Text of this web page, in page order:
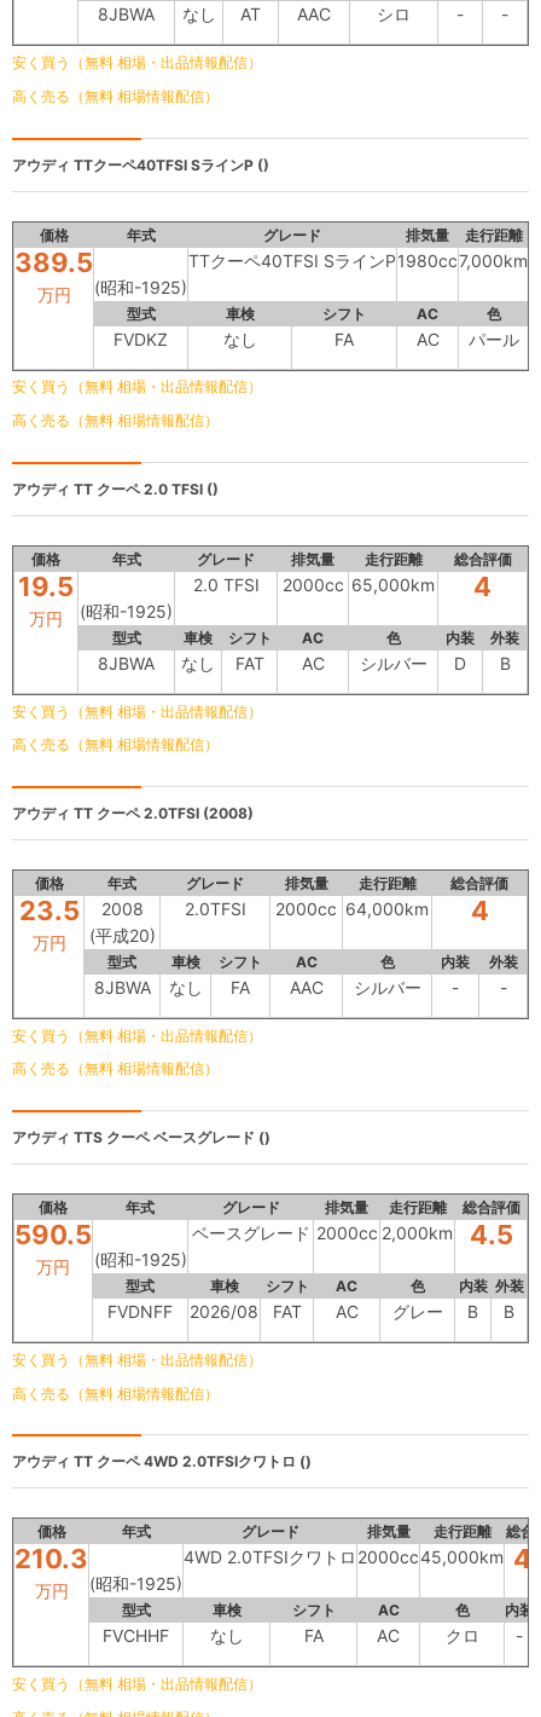
8JBWA なし AT AAC シロ - -
安く買う（無料 相場・出品情報配信）
高く売る（無料 相場情報配信）
アウディ TTクーペ40TFSI SラインP ()
価格 年式 グレード 排気量 走行距離
389.5
万円 (昭和-1925)
TTクーペ40TFSI SラインP1980cc7,000km
型式 車検 シフト AC 色
FVDKZ なし FA AC パール
安く買う（無料 相場・出品情報配信）
高く売る（無料 相場情報配信）
アウディ TT クーペ2.0 TFSI ()
価格 年式 グレード 排気量 走行距離 総合評価
19.5
万円 (昭和-1925)
2.0 TFSI 2000cc 65,000km 4
型式 車検 シフト AC 色 内装 外装
8JBWA なし FAT AC シルバー D B
安く買う（無料 相場・出品情報配信）
高く売る（無料 相場情報配信）
アウディ TT クーペ2.0TFSI (2008)
価格 年式 グレード 排気量 走行距離 総合評価
23.5
万円
2008
(平成20)
2.0TFSI 2000cc 64,000km 4
型式 車検 シフト AC 色 内装 外装
8JBWA なし FA AAC シルバー - -
安く買う（無料 相場・出品情報配信）
高く売る（無料 相場情報配信）
アウディ TTS クーペベースグレード ()
価格 年式 グレード 排気量 走行距離 総合評価
590.5
万円 (昭和-1925)
ベースグレード 2000cc 2,000km 4.5
型式 車検 シフト AC 色 内装 外装
FVDNFF 2026/08 FAT AC グレー B B
安く買う（無料 相場・出品情報配信）
高く売る（無料 相場情報配信）
アウディ TT クーペ4WD 2.0TFSIクワトロ ()
価格 年式 グレード 排気量 走行距離 総合
210.3
万円 (昭和-1925)
4WD 2.0TFSIクワトロ 2000cc45,000km
型式 車検 シフト AC 色 内装
FVCHHF なし FA AC クロ -
安く買う（無料 相場・出品情報配信）